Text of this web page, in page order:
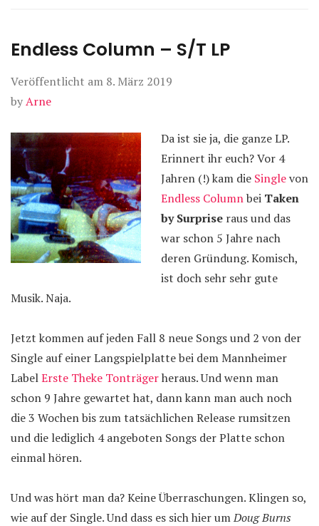
Endless Column – S/T LP
Veröffentlicht am 8. März 2019
byArne
Da ist sie ja, die ganze LP.
Erinnert ihr euch? Vor 4
Jahren (!) kam die Singlevon
Endless Columnbei Taken
by Surprise raus und das
war schon 5 Jahre nach
deren Gründung. Komisch,
ist doch sehr sehr gute
Musik. Naja.
Jetzt kommen auf jeden Fall 8 neue Songs und 2 von der
Single auf einer Langspielplatte bei dem Mannheimer
LabelErste Theke Tonträgerheraus. Und wenn man
schon 9 Jahre gewartet hat, dann kann man auch noch
die 3 Wochen bis zum tatsächlichen Release rumsitzen
und die lediglich 4 angeboten Songs der Platte schon
einmal hören.
Und was hört man da? Keine Überraschungen. Klingen so,
wie auf der Single. Und dass es sich hier umDoug Burns